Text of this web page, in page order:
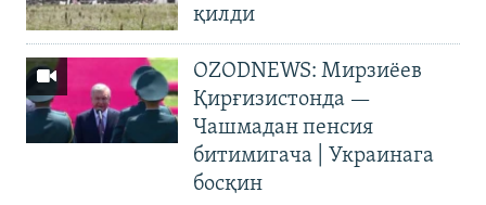
қилди
OZODNEWS: Мирзиёев
Қирғизистонда —
Чашмадан пенсия
битимигача | Украинага
босқин